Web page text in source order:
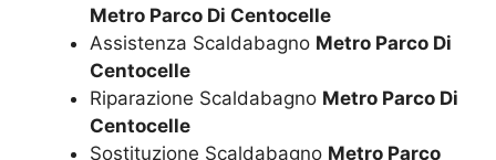
Metro Parco Di Centocelle
Assistenza Scaldabagno Metro Parco Di
Centocelle
Riparazione Scaldabagno Metro Parco Di
Centocelle
Sostituzione Scaldabagno Metro Parco